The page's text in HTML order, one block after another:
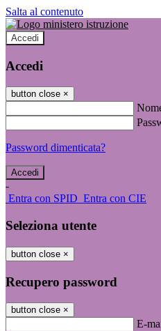
Salta al contenuto
Accedi
Accedi
button close ×
Password dimenticata?
-
Entra con SPID Entra con CIE
Seleziona utente
button close ×
Recupero password
button close ×
E-